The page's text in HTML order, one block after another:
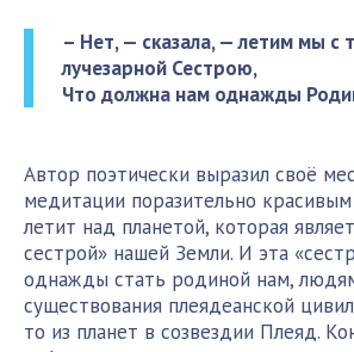
– Нет, — сказала, — летим мы с
лучезарной Сестрою,
Что должна нам однажды
Автор поэтически выразил своё
медитации поразительно
летит над планетой, которая
сестрой» нашей Земли. И эта
однажды стать родиной нам,
существования плеядеанской
то из планет в созвездии Плеяд.